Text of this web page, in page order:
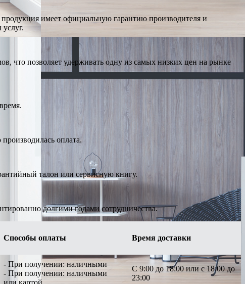
имеет официальную гарантию производителя и
что позволяет удерживать одну из самых низких цен на рынке
оплата.
талон или сервисную книгу.
долгими годами сотрудничества.
Способы оплаты Время доставки
- При получении: наличными
- При получении: наличными
или картой
С 9:00 до 18:00 или с 18:00 до
23:00